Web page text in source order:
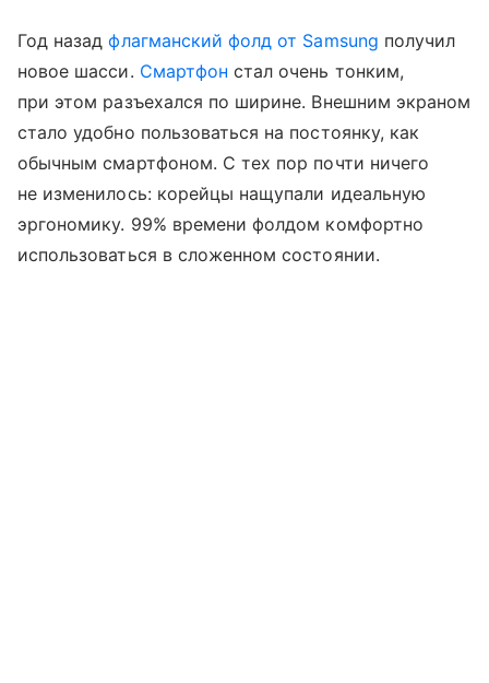
Год назадфлагманский фолд от Samsung получил
новое шасси. Смартфон стал очень тонким,
при этом разъехался по ширине. Внешним экраном
стало удобно пользоваться на постоянку, как
обычным смартфоном. С тех пор почти ничего
не изменилось: корейцы нащупали идеальную
эргономику. 99% времени фолдом комфортно
использоваться в сложенном состоянии.